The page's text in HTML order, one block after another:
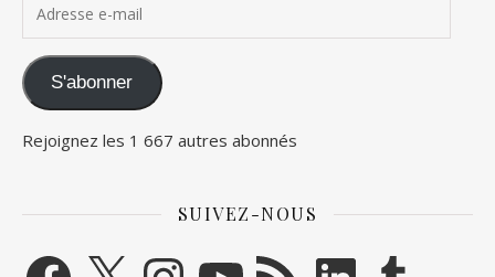
S'abonner
Rejoignez les 1 667 autres abonnés
SUIVEZ-NOUS
Facebook
X InstagramYouTubeFlux RSSLinkedIn Tumblr